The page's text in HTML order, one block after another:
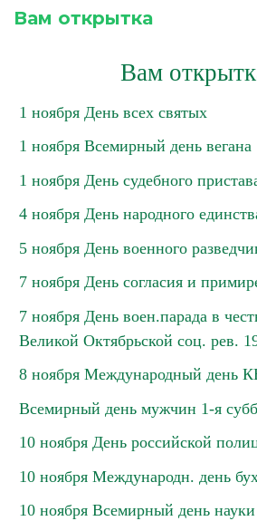
Вам открытка
Вам
1 ноября День всех святых
1 ноября Всемирный день вегана
1 ноября День судебного
4 ноября День народного
5 ноября День военного
7 ноября День согласия и
7 ноября День воен.парада в
Великой Октябрьской соц. рев.
8 ноября Международный день
Всемирный день мужчин 1-я
10 ноября День российской
10 ноября Международн. день
10 ноября Всемирный день науки